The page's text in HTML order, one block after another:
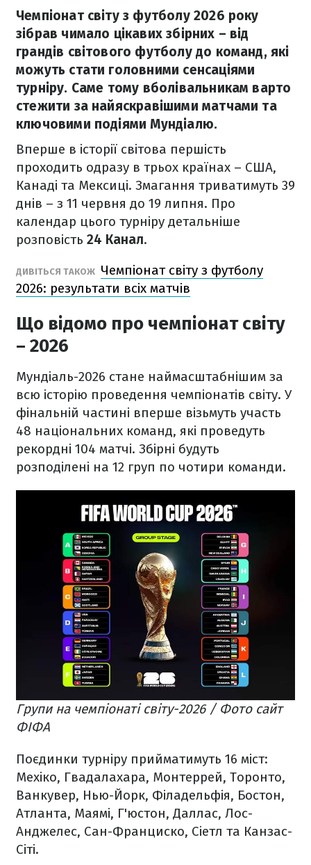
Чемпіонат світу з футболу 2026 року
зібрав чимало цікавих збірних – від
грандів світового футболу до команд, які
можуть стати головними сенсаціями
турніру. Саме тому вболівальникам варто
стежити за найяскравішими матчами та
ключовими подіями Мундіалю.
Вперше в історії світова першість
проходить одразу в трьох країнах – США,
Канаді та Мексиці. Змагання триватимуть 39
днів – з 11 червня до 19 липня. Про
календар цього турніру детальніше
розповість 24 Канал.
ДИВІТЬСЯ ТАКОЖ Чемпіонат світу з футболу
2026: результати всіх матчів
Що відомо про чемпіонат світу
– 2026
Мундіаль-2026 стане наймасштабнішим за
всю історію проведення чемпіонатів світу. У
фінальній частині вперше візьмуть участь
48 національних команд, які проведуть
рекордні 104 матчі. Збірні будуть
розподілені на 12 груп по чотири команди.
Групи на чемпіонаті світу-2026 / Фото сайт
ФІФА
Поєдинки турніру прийматимуть 16 міст:
Мехіко, Гвадалахара, Монтеррей, Торонто,
Ванкувер, Нью-Йорк, Філадельфія, Бостон,
Атланта, Маямі, Г'юстон, Даллас, Лос-
Анджелес, Сан-Франциско, Сіетл та Канзас-
Сіті.